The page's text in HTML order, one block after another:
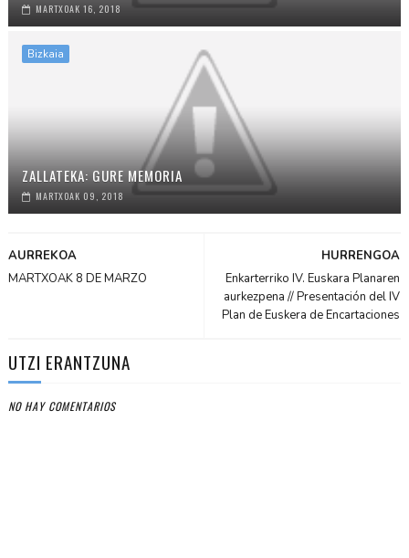
MARTXOAK 16, 2018
Bizkaia
ZALLATEKA: GURE MEMORIA
MARTXOAK 09, 2018
HURRENGOA
Enkarterriko IV. Euskara Planaren
aurkezpena // Presentación del IV
Plan de Euskera de Encartaciones
AURREKOA
MARTXOAK 8 DE MARZO
UTZI ERANTZUNA
NO HAY COMENTARIOS